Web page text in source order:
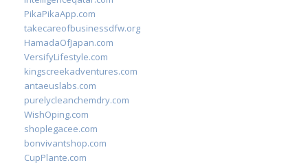
PikaPikaApp.com
takecareofbusinessdfw.org
HamadaOfJapan.com
VersifyLifestyle.com
kingscreekadventures.com
antaeuslabs.com
purelycleanchemdry.com
WishOping.com
shoplegacee.com
bonvivantshop.com
CupPlante.com